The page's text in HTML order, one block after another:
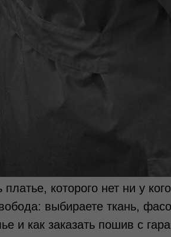
платье, которого нет ни у
выбираете ткань,
и как заказать пошив с